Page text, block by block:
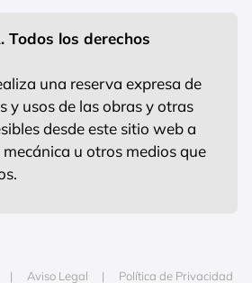
Todos los derechos
una reserva expresa de
y usos de las obras y otras
desde este sitio web a
u otros medios que
Aviso Legal Política de Privacidad